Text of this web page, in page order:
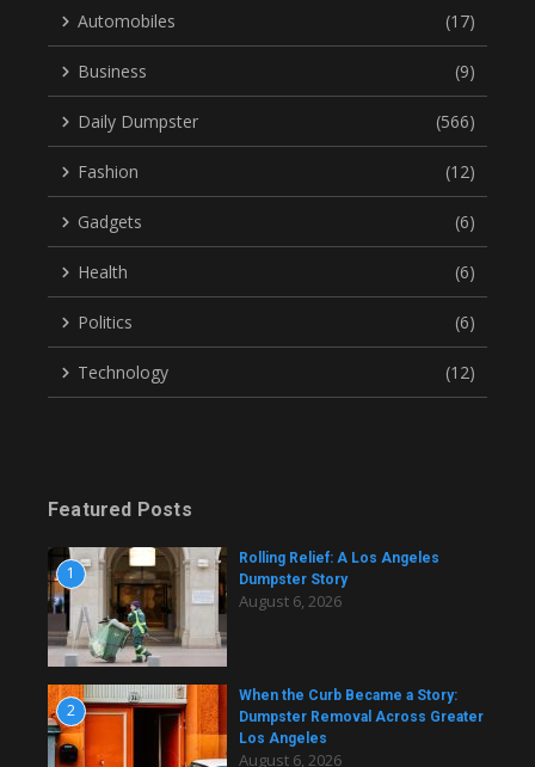
Automobiles (17)
Business (9)
Daily Dumpster (566)
Fashion (12)
Gadgets (6)
Health (6)
Politics (6)
Technology (12)
Featured Posts
1
Rolling Relief: A Los Angeles
Dumpster Story
August 6, 2026
2
When the Curb Became a Story:
Dumpster Removal Across Greater
Los Angeles
August 6, 2026